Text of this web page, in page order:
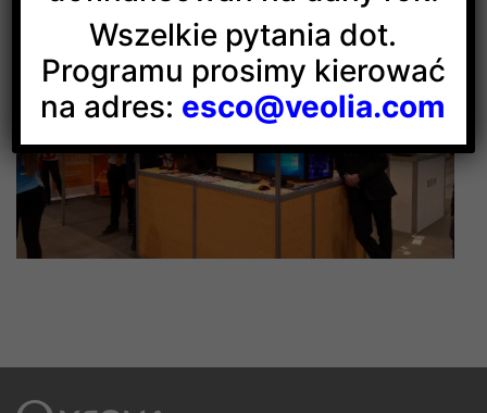
Wszelkie pytania dot.
Programu prosimy kierować
na adres: esco@veolia.com